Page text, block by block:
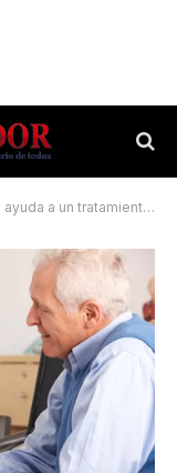
a un tratamiento eficaz